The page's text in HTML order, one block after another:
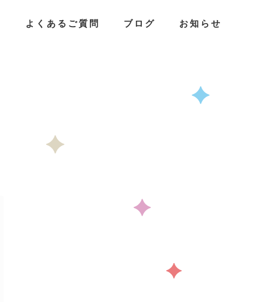
よくあるご質問 ブログ お知らせ